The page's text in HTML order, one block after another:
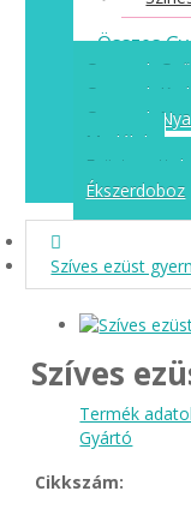
Összes
Gyermek
Gyermek
Gyermek
Medálok
Ezüst szettek
Ékszerdoboz
Szíves ezüst
Szíves
Termék
Gyártó
Cikkszám: